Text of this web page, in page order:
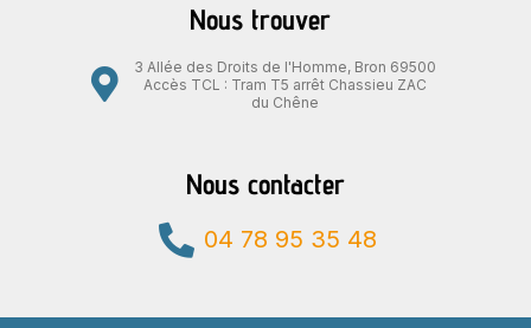
Nous trouver
3 Allée des Droits de l'Homme, Bron 69500
Accès TCL : Tram T5 arrêt Chassieu ZAC
du Chêne
Nous contacter
04 78 95 35 48